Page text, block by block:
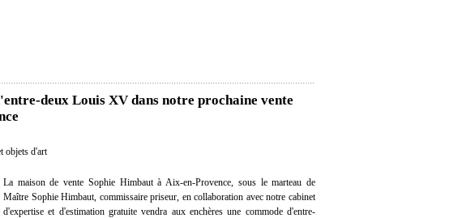
deux Louis XV dans notre prochaine vente
objets d'art
La maison de vente Sophie Himbaut à Aix-en-Provence, sous le marteau de
Maître Sophie Himbaut, commissaire priseur, en collaboration avec notre cabinet
d'expertise et d'estimation gratuite vendra aux enchères une commode d'entre-